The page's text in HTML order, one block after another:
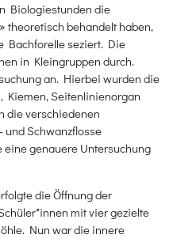
Biologiestunden die
theoretisch behandelt haben,
Bachforelle seziert. Die
in Kleingruppen durch.
an. Hierbei wurden die
Kiemen, Seitenlinienorgan
die verschiedenen
und Schwanzflosse
eine genauere Untersuchung
die Öffnung der
mit vier gezielte
Nun war die innere